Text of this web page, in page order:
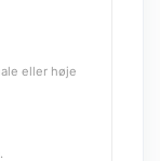
eller høje